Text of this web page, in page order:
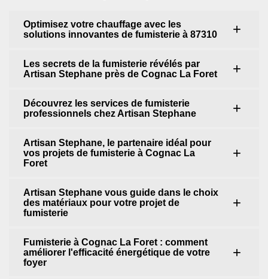
Optimisez votre chauffage avec les
solutions innovantes de fumisterie à 87310
Les secrets de la fumisterie révélés par
Artisan Stephane près de Cognac La Foret
Découvrez les services de fumisterie
professionnels chez Artisan Stephane
Artisan Stephane, le partenaire idéal pour
vos projets de fumisterie à Cognac La
Foret
Artisan Stephane vous guide dans le choix
des matériaux pour votre projet de
fumisterie
Fumisterie à Cognac La Foret : comment
améliorer l'efficacité énergétique de votre
foyer